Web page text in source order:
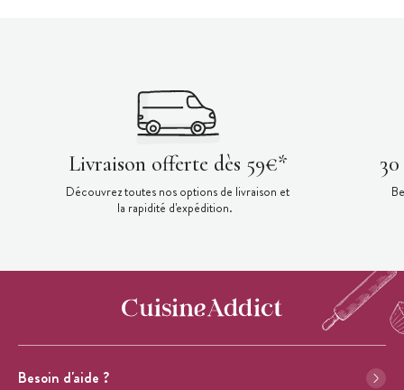
Livraison offerte dès 59€*
Découvrez toutes nos options de livraison et
la rapidité d'expédition.
Besoin d'aide ?